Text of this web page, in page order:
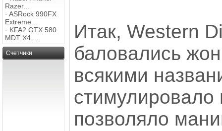
Razer...
· ASRock 990FX
Extreme...
· KFA2 GTX 580
MDT X4 ...
Счетчики
Итак, Western
баловались
всякими
стимулировало
позволяло